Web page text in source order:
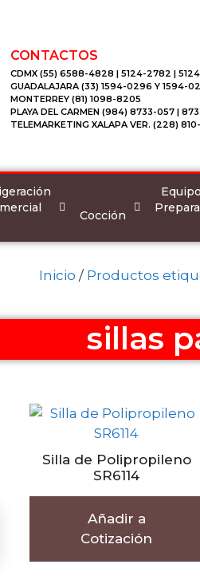
CONTACTOS
CDMX (55) 6588-4828 | 5124-2782 |
GUADALAJARA (33) 1594-0296 Y 1594-
MONTERREY (81) 1098-8205
PLAYA DEL CARMEN (984) 8733-057 |
TELEMARKETING XALAPA VER. (228)
Cocción
Inicio / Productos
sillas
Silla de Polipropileno
SR6114
Añadir a
Cotización